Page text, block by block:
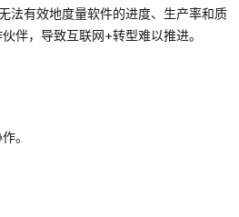
法有效地度量软件的进度、生产率和质
伴，导致互联网+转型难以推进。
。